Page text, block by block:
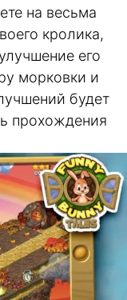
на весьма
кролика,
его
морковки и
будет
прохождения